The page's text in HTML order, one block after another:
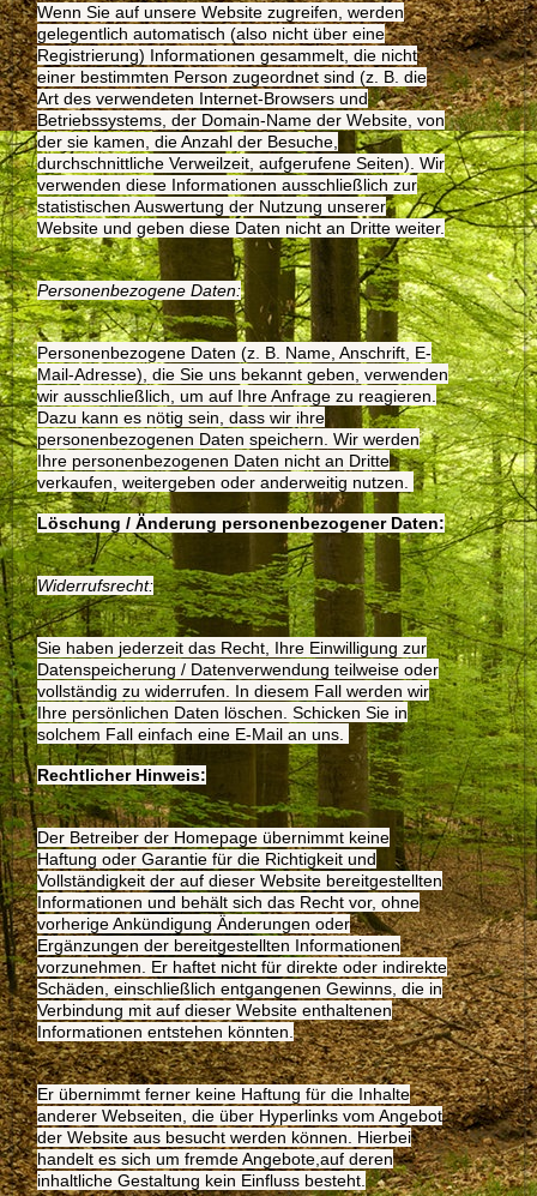
Wenn Sie auf unsere Website zugreifen, werden
gelegentlich automatisch (also nicht über eine
Registrierung) Informationen gesammelt, die nicht
einer bestimmten Person zugeordnet sind (z. B. die
Art des verwendeten In­ternet-Browsers und
Betriebssystems, der Domain-Name der Website, von
der sie kamen, die Anzahl der Besu­che,
durchschnittliche Verweilzeit, aufgerufene Seiten). Wir
verwenden diese Informationen ausschließlich zur
statistischen Auswertung der Nutzung unserer
Website und geben diese Daten nicht an Dritte weiter.
Personenbezogene Daten:
Personenbezogene Daten (z. B. Name, Anschrift, E-
Mail-Adresse), die Sie uns bekannt geben, verwenden
wir ausschließlich, um auf Ihre Anfrage zu reagieren.
Dazu kann es nötig sein, dass wir ihre
personenbezogenen Daten speichern. Wir werden
Ihre personenbezogenen Daten nicht an Dritte
verkaufen, weitergeben oder an­derweitig nutzen.
Löschung / Änderung personenbezogener Daten:
Widerrufsrecht:
Sie haben jederzeit das Recht, Ihre Einwilligung zur
Datenspeicherung / Datenverwendung teilweise oder
vollständig zu widerrufen. In diesem Fall werden wir
Ihre persönlichen Daten löschen. Schicken Sie in
solchem Fall einfach eine E-Mail an uns.
Rechtlicher Hinweis:
Der Betreiber der Homepage übernimmt keine
Haftung oder Garantie für die Richtigkeit und
Vollständigkeit der auf dieser Website bereitgestellten
Informationen und behält sich das Recht vor, ohne
vorherige Ankündigung Änderungen oder
Ergänzungen der bereitgestellten Informationen
vorzunehmen. Er haftet nicht für direkte oder indirekte
Schäden, einschließlich entgangenen Gewinns, die in
Verbindung mit auf dieser Website enthaltenen
Informationen entstehen könnten.
Er übernimmt ferner keine Haftung für die Inhalte
anderer Webseiten, die über Hyperlinks vom Angebot
der Website aus besucht werden können. Hierbei
handelt es sich um fremde Angebote,auf deren
inhaltliche Gestaltung kein Einfluss besteht.